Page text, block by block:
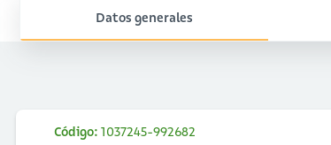
Datos generales
Código: 1037245-992682